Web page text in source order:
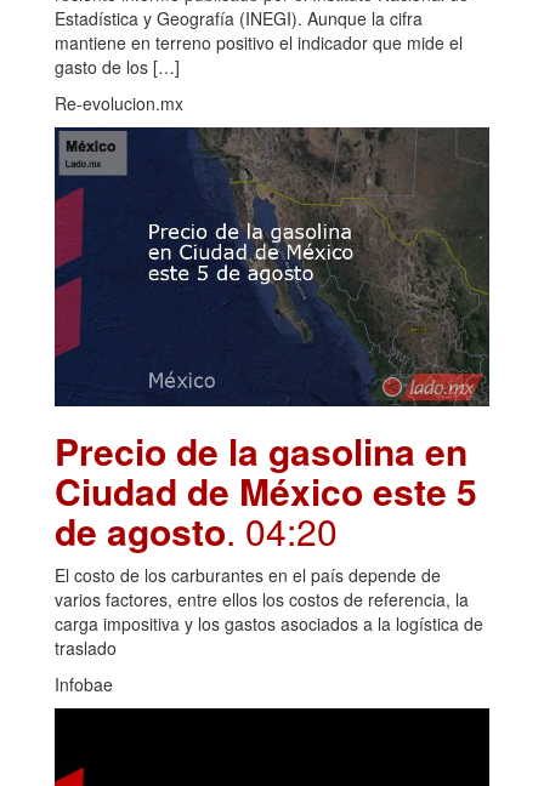
Estadística y Geografía (INEGI). Aunque la cifra
mantiene en terreno positivo el indicador que mide el
gasto de los […]
Re-evolucion.mx
Precio de la gasolina en
Ciudad de México este 5
de agosto. 04:20
El costo de los carburantes en el país depende de
varios factores, entre ellos los costos de referencia, la
carga impositiva y los gastos asociados a la logística de
traslado
Infobae